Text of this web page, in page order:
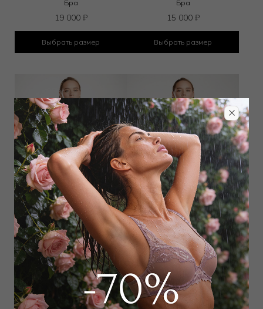
Бра
19 000 ₽
Выбрать размер
Бра
15 000 ₽
Выбрать размер
Бюстгальтер классический
мягкий
13 600₽
Выбрать размер
Бюстгальтер классический
мягкий
12 750₽
Выбрать размер